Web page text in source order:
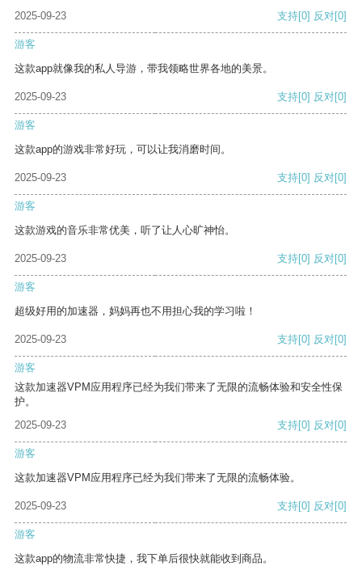
2025-09-23
支持[0] 反对[0]
游客
这款app就像我的私人导游，带我领略世界各地的美景。
2025-09-23 支持[0] 反对[0]
游客
这款app的游戏非常好玩，可以让我消磨时间。
2025-09-23 支持[0] 反对[0]
游客
这款游戏的音乐非常优美，听了让人心旷神怡。
2025-09-23 支持[0] 反对[0]
游客
超级好用的加速器，妈妈再也不用担心我的学习啦！
2025-09-23 支持[0] 反对[0]
游客
这款加速器VPM应用程序已经为我们带来了无限的流畅体验和安全性保
护。
2025-09-23
支持[0] 反对[0]
游客
这款加速器VPM应用程序已经为我们带来了无限的流畅体验。
2025-09-23 支持[0] 反对[0]
游客
这款app的物流非常快捷，我下单后很快就能收到商品。